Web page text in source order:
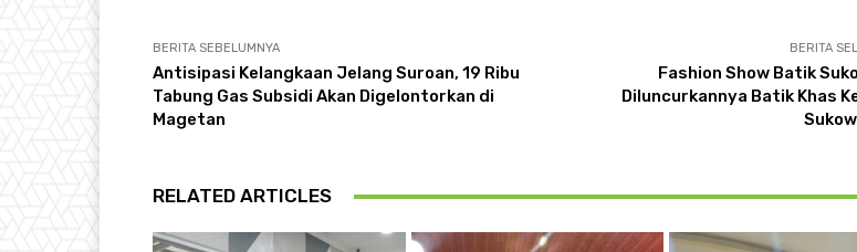
BERITA SEBELUMNYA
Antisipasi Kelangkaan Jelang Suroan, 19 Ribu
Tabung Gas Subsidi Akan Digelontorkan di
Magetan
BERITA
Fashion Show Batik
Diluncurkannya Batik Khas
RELATED ARTICLES